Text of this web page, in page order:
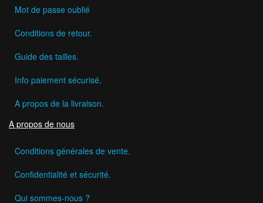
Mot de passe oublié
Conditions de retour.
Guide des tailles.
Info paiement sécurisé.
A propos de la livraison.
A propos de nous
Conditions générales de vente.
Confidentialité et sécurité.
Qui sommes-nous ?